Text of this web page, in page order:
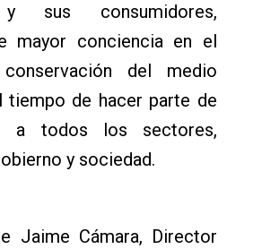
sus consumidores,
mayor conciencia en el
del medio
tiempo de hacer parte de
a todos los sectores,
y sociedad.
Jaime Cámara, Director